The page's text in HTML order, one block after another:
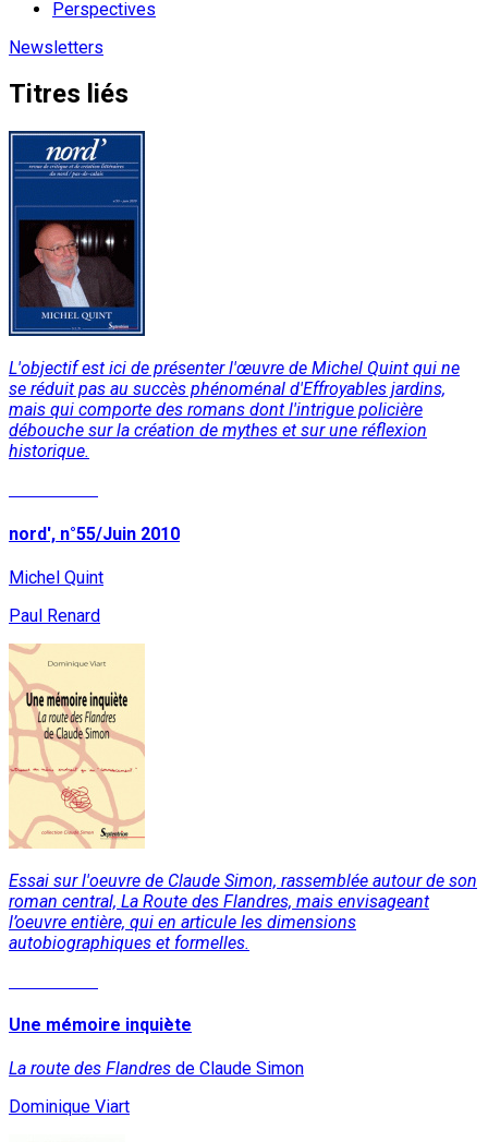
Perspectives
Newsletters
Titres liés
L'objectif est ici de présenter l'œuvre de Michel Quint qui ne
se réduit pas au succès phénoménal d'Effroyables jardins,
mais qui comporte des romans dont l'intrigue policière
débouche sur la création de mythes et sur une réflexion
historique.
nord', n°55/Juin 2010
Michel Quint
Paul Renard
Essai sur l'oeuvre de Claude Simon, rassemblée autour de son
roman central, La Route des Flandres, mais envisageant
l’oeuvre entière, qui en articule les dimensions
autobiographiques et formelles.
Une mémoire inquiète
La route des Flandres de Claude Simon
Dominique Viart